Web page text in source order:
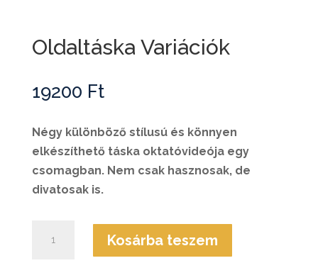
Oldaltáska Variációk
19200 Ft
Négy különböző stílusú és könnyen
elkészíthető táska oktatóvideója egy
csomagban. Nem csak hasznosak, de
divatosak is.
Kosárba teszem